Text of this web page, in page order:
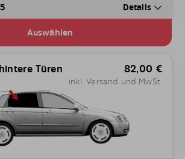
Details
Auswählen
Türen 82,00 €
inkl. Versand und MwSt.